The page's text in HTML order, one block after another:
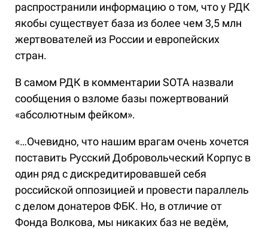
распространили информацию о том, что у РДК
якобы существует база из более чем 3,5 млн
жертвователей из России и европейских
стран.
В самом РДК в комментарии SOTA назвали
сообщения о взломе базы пожертвований
«абсолютным фейком».
«…Очевидно, что нашим врагам очень хочется
поставить Русский Добровольческий Корпус в
один ряд с дискредитировавшей себя
российской оппозицией и провести параллель
с делом донатеров ФБК. Но, в отличие от
Фонда Волкова, мы никаких баз не ведём,